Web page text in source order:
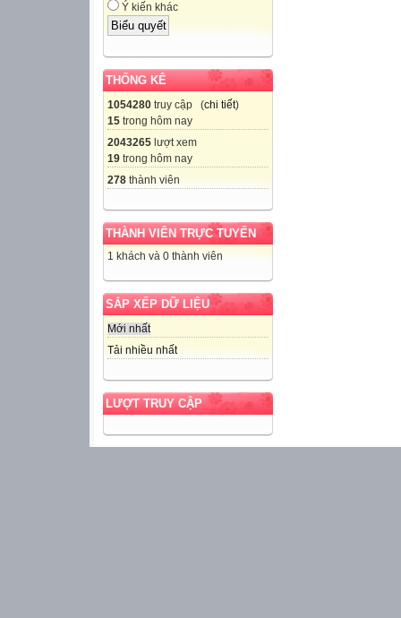
Ý kiến khác
THỐNG KÊ
1054280 truy cập (chi tiết)
15 trong hôm nay
2043265 lượt xem
19 trong hôm nay
278 thành viên
THÀNH VIÊN TRỰC TUYẾN
1 khách và 0 thành viên
SẮP XẾP DỮ LIỆU
Mới nhất
Tải nhiều nhất
LƯỢT TRUY CẬP